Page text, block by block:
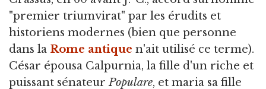
"premier triumvirat" par les érudits et
historiens modernes (bien que personne
dans la Rome antique n'ait utilisé ce terme).
César épousa Calpurnia, la fille d'un riche et
puissant sénateurPopulare, et maria sa fille